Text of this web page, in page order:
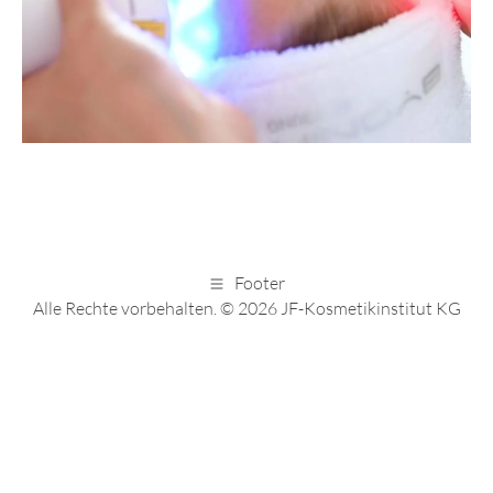
Footer
Alle Rechte vorbehalten. © 2026 JF-Kosmetikinstitut KG